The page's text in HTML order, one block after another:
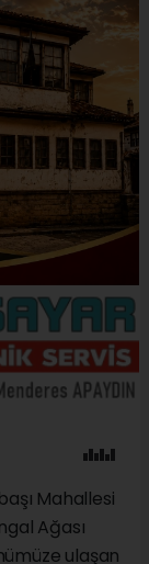
Mahallesi
Ağası
ulaşan